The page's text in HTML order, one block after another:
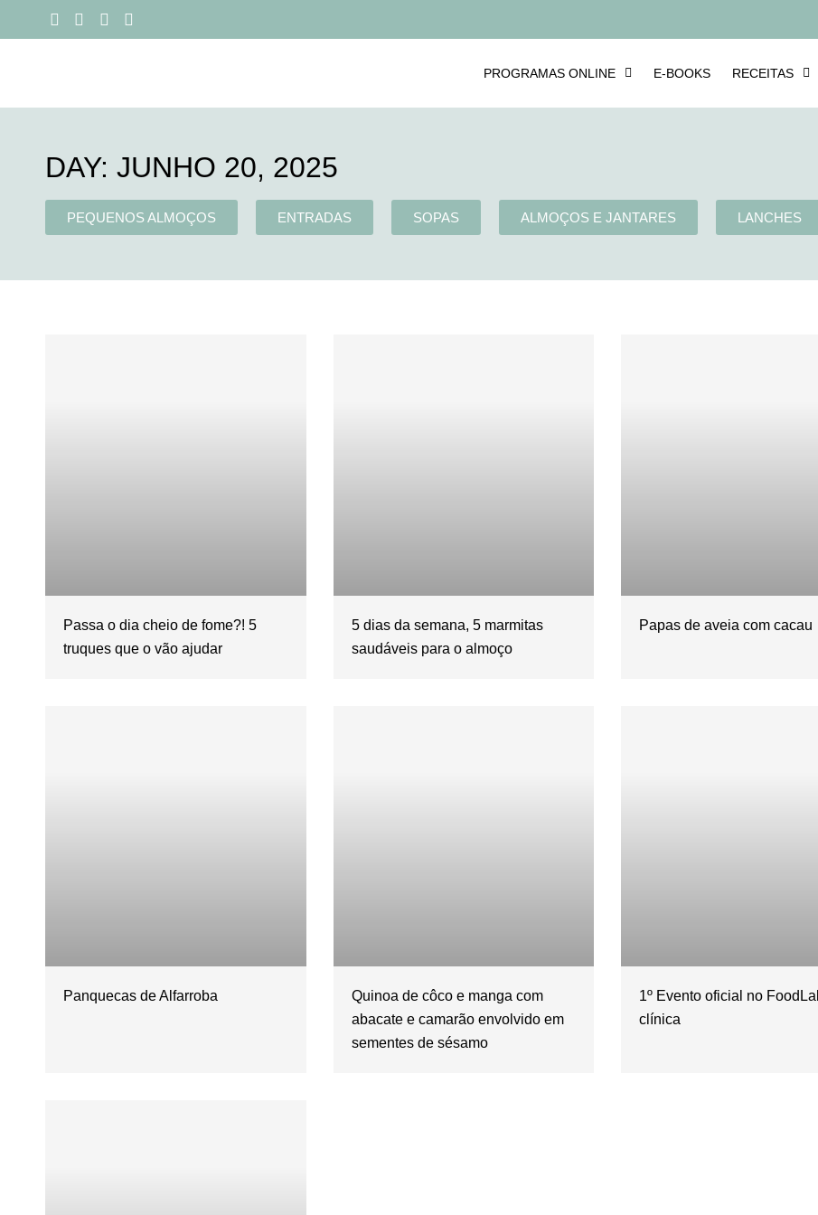
PROGRAMAS ONLINE E-BOOKS RECEITAS
DAY: JUNHO 20, 2025
PEQUENOS ALMOÇOS ENTRADAS SOPAS ALMOÇOS E JANTARES LANCHES
Passa o dia cheio de fome?! 5
truques que o vão ajudar
5 dias da semana, 5 marmitas
saudáveis para o almoço
Papas de aveia com cacau
Panquecas de Alfarroba
Quinoa de côco e manga com
abacate e camarão envolvido em
sementes de sésamo
1º Evento oficial no
clínica